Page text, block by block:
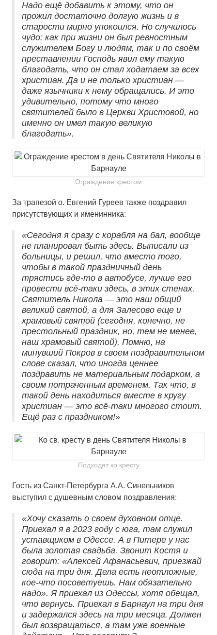
Надо ещё добавить к этому, что он
прожил достаточно долгую жизнь и в
старости мирно упокоился. Но случилось
чудо: как при жизни он был ревностным
служителем Богу и людям, так и по своём
преставлении Господь явил ему такую
благодать, что он стал ходатаем за всех
христиан. Да и не только христиан —
даже язычники к нему обращались. И это
удивительно, потому что много
святителей было в Церкви Христовой, но
именно он имел такую великую
благодать».
Ограждение крестом
За трапезой о. Евгений Гуреев также поздравил
присутствующих и именинника:
«Сегодня я сразу с корабля на бал, вообще
не планировал быть здесь. Выписали из
больницы, и решил, что вместо того,
чтобы в такой праздничный день
трястись где-то в автобусе, лучше его
провести всё-таки здесь, в этих стенах.
Святитель Никола — это наш общий
великий святой, а для Залесово еще и
храмовый святой (сегодня, конечно, не
престольный праздник, но, тем не менее,
наш храмовый святой). Помню, на
минувший Покров в своем поздравительном
слове сказал, что иногда ценнее
поздравить не материальным подарком, а
своим потраченным временем. Так что, в
такой день находиться вместе в кругу
христиан — это всё-таки многого стоит.
Ещё раз с праздником!»
Подходят ко кресту
Гость из Санкт-Петербурга А.А. Синельников
выступил с душевным словом поздравления:
«Хочу сказать о своем духовном отце.
Приехал я в 2023 году с юга, там служил
уставщиком в Одессе. А в Питере у нас
была золотая свадьба. Звонит Костя и
говорит: «Алексей Афанасьевич, приезжай
сюда на три дня. Дела есть неотложные,
кое-что посоветуешь. Нам обязательно
надо». Я приехал из Одессы, хотя обещал,
что вернусь. Приехал в Барнаул на три дня
и задержался здесь на три месяца. Должен
был возвращаться, а там уже военные